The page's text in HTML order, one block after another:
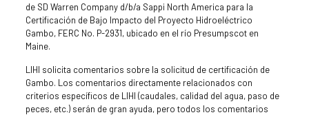
de SD Warren Company d/b/a Sappi North America para la
Certificación de Bajo Impacto del Proyecto Hidroeléctrico
Gambo, FERC No. P-2931, ubicado en el río Presumpscot en
Maine.
LIHI solicita comentarios sobre la solicitud de certificación de
Gambo. Los comentarios directamente relacionados con
criterios específicos de LIHI (caudales, calidad del agua, paso de
peces, etc.) serán de gran ayuda, pero todos los comentarios